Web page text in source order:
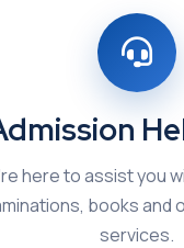
here to assist you
books and
services.